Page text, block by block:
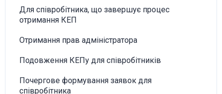
Для співробітника, що завершує процес
отримання КЕП
Отримання прав адміністратора
Подовження КЕПу для співробітників
Почергове формування заявок для
співробітника